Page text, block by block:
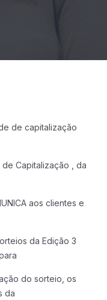
de capitalização
de Capitalização , da
aos clientes e
da Edição 3
do sorteio, os
da